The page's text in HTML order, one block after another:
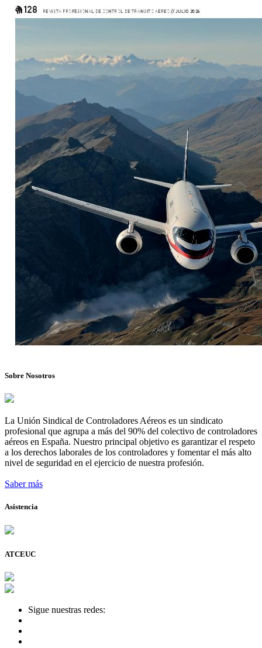
Sobre Nosotros
La Unión Sindical de Controladores Aéreos es un sindicato
profesional que agrupa a más del 90% del colectivo de controladores
aéreos en España. Nuestro principal objetivo es garantizar el respeto
a los derechos laborales de los controladores y fomentar el más alto
nivel de seguridad en el ejercicio de nuestra profesión.
Saber más
Asistencia
ATCEUC
Sigue nuestras redes: